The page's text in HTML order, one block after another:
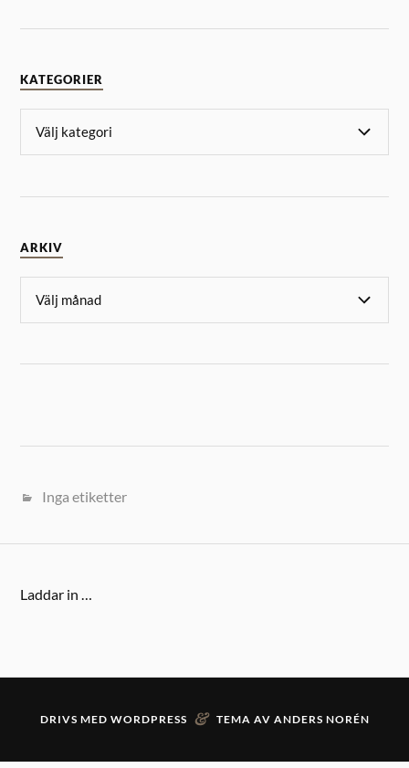
KATEGORIER
ARKIV
Inga etiketter
Laddar in …
DRIVS MED WORDPRESS & TEMA AV ANDERS NORÉN